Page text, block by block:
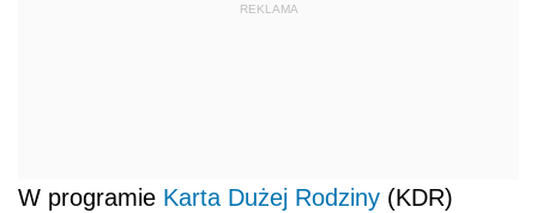
REKLAMA
W programie Karta Dużej Rodziny (KDR)